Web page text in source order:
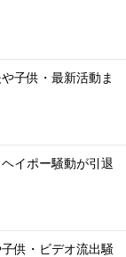
子供・最新活動ま
イポー騒動が引退
供・ビデオ流出騒